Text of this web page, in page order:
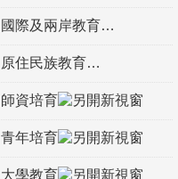
國際及兩岸教育
原住民族教育
師資培育
青年培育
大學教育